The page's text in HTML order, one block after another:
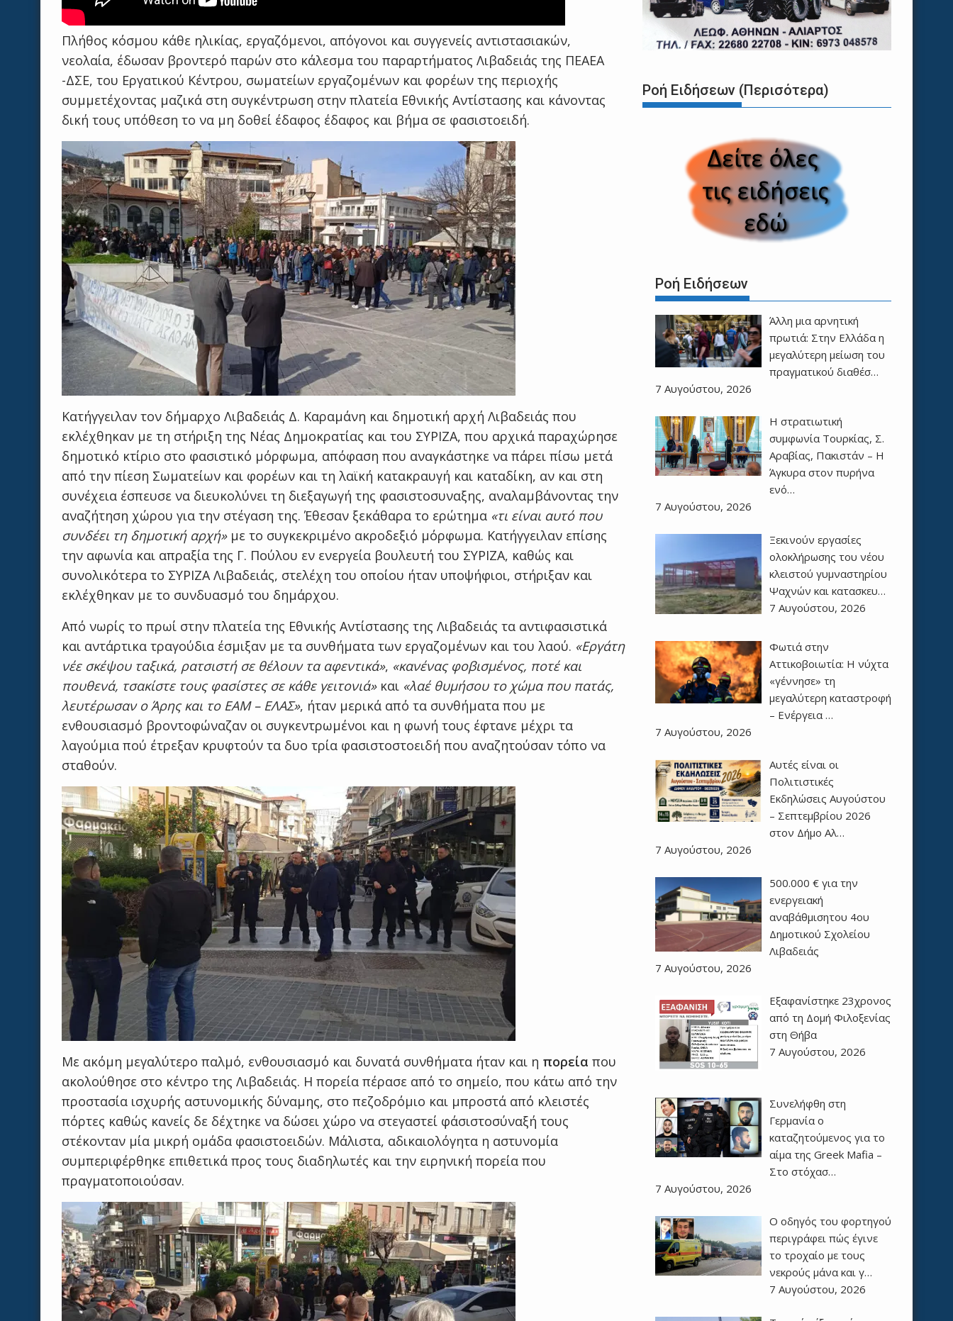
Πλήθος κόσμου κάθε ηλικίας, εργαζόμενοι, απόγονοι και συγγενείς αντιστασιακών,
νεολαία, έδωσαν βροντερό παρών στο κάλεσμα του παραρτήματος Λιβαδειάς της ΠΕΑΕΑ
-ΔΣΕ, του Εργατικού Κέντρου, σωματείων εργαζομένων και φορέων της περιοχής
συμμετέχοντας μαζικά στη συγκέντρωση στην πλατεία Εθνικής Αντίστασης και κάνοντας
δική τους υπόθεση το να μη δοθεί έδαφος έδαφος και βήμα σε φασιστοειδή.
Κατήγγειλαν τον δήμαρχο Λιβαδειάς Δ. Καραμάνη και δημοτική αρχή Λιβαδειάς που
εκλέχθηκαν με τη στήριξη της Νέας Δημοκρατίας και του ΣΥΡΙΖΑ, που αρχικά παραχώρησε
δημοτικό κτίριο στο φασιστικό μόρφωμα, απόφαση που αναγκάστηκε να πάρει πίσω μετά
από την πίεση Σωματείων και φορέων και τη λαϊκή κατακραυγή και καταδίκη, αν και στη
συνέχεια έσπευσε να διευκολύνει τη διεξαγωγή της φασιστοσυναξης, αναλαμβάνοντας την
αναζήτηση χώρου για την στέγαση της. Έθεσαν ξεκάθαρα το ερώτημα «τι είναι αυτό που
συνδέει τη δημοτική αρχή»με το συγκεκριμένο ακροδεξιό μόρφωμα. Κατήγγειλαν επίσης
την αφωνία και απραξία της Γ. Πούλου εν ενεργεία βουλευτή του ΣΥΡΙΖΑ, καθώς και
συνολικότερα το ΣΥΡΙΖΑ Λιβαδειάς, στελέχη του οποίου ήταν υποψήφιοι, στήριξαν και
εκλέχθηκαν με το συνδυασμό του δημάρχου.
Από νωρίς το πρωί στην πλατεία της Εθνικής Αντίστασης της Λιβαδειάς τα αντιφασιστικά
και αντάρτικα τραγούδια έσμιξαν με τα συνθήματα των εργαζομένων και του λαού. «Εργάτη
νέε σκέψου ταξικά, ρατσιστή σε θέλουν τα αφεντικά», «κανένας φοβισμένος, ποτέ και
πουθενά, τσακίστε τους φασίστες σε κάθε γειτονιά»και «λαέ θυμήσου το χώμα που πατάς,
λευτέρωσαν ο Άρης και το ΕΑΜ – ΕΛΑΣ», ήταν μερικά από τα συνθήματα που με
ενθουσιασμό βροντοφώναζαν οι συγκεντρωμένοι και η φωνή τους έφτανε μέχρι τα
λαγούμια πού έτρεξαν κρυφτούν τα δυο τρία φασιστοστοειδή που αναζητούσαν τόπο να
σταθούν.
Με ακόμη μεγαλύτερο παλμό, ενθουσιασμό και δυνατά συνθήματα ήταν και η πορεία που
ακολούθησε στο κέντρο της Λιβαδειάς. Η πορεία πέρασε από το σημείο, που κάτω από την
προστασία ισχυρής αστυνομικής δύναμης, στο πεζοδρόμιο και μπροστά από κλειστές
πόρτες καθώς κανείς δε δέχτηκε να δώσει χώρο να στεγαστεί φάσιστοσύναξή τους
στέκονταν μία μικρή ομάδα φασιστοειδών. Μάλιστα, αδικαιολόγητα η αστυνομία
συμπεριφέρθηκε επιθετικά προς τους διαδηλωτές και την ειρηνική πορεία που
πραγματοποιούσαν.
Ροή Ειδήσεων (Περισότερα)
Ροή Ειδήσεων
Άλλη μια αρνητική
πρωτιά: Στην Ελλάδα η
μεγαλύτερη μείωση του
πραγματικού διαθέσ…
7 Αυγούστου, 2026
Η στρατιωτική
συμφωνία Τουρκίας, Σ.
Αραβίας, Πακιστάν – Η
Άγκυρα στον πυρήνα
ενό…
7 Αυγούστου, 2026
Ξεκινούν εργασίες
ολοκλήρωσης του νέου
κλειστού γυμναστηρίου
Ψαχνών και κατασκευ…
7 Αυγούστου, 2026
Φωτιά στην
Αττικοβοιωτία: Η νύχτα
«γέννησε» τη
μεγαλύτερη καταστροφή
– Ενέργεια …
7 Αυγούστου, 2026
Αυτές είναι οι
Πολιτιστικές
Εκδηλώσεις Αυγούστου
– Σεπτεμβρίου 2026
στον Δήμο Αλ…
7 Αυγούστου, 2026
500.000 € για την
ενεργειακή
αναβάθμισητου 4ου
Δημοτικού Σχολείου
Λιβαδειάς
7 Αυγούστου, 2026
Εξαφανίστηκε 23χρονος
από τη Δομή Φιλοξενίας
στη Θήβα
7 Αυγούστου, 2026
Συνελήφθη στη
Γερμανία ο
καταζητούμενος για το
αίμα της Greek Mafia –
Στο στόχασ…
7 Αυγούστου, 2026
Ο οδηγός του φορτηγού
περιγράφει πώς έγινε
το τροχαίο με τους
νεκρούς μάνα και γ…
7 Αυγούστου, 2026